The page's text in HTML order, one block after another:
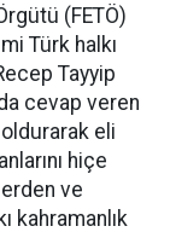
(FETÖ)
Türk halkı
Tayyip
cevap veren
eli
hiçe
ve
kahramanlık